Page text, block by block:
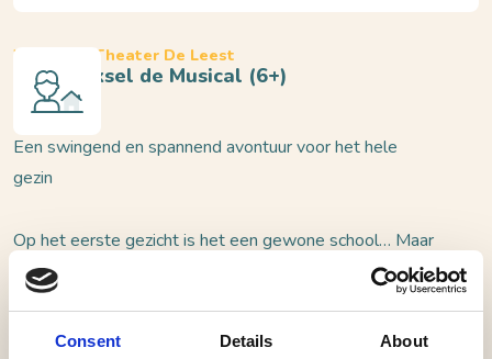
Consent Details About
Waalwijk, Theater De Leest
Juf Braaksel de Musical (6+)
Een swingend en spannend avontuur voor het hele
gezin
Op het eerste gezicht is het een gewone school… Maar
niets is wat het lijkt. De leiding is in handen van Juf
Brakel, maar omdat ze de ene na de andere vervelende
regel instelt, krijgt ze van de kinderen al gauw de